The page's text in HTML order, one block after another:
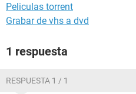
Peliculas torrent
Grabar de vhs a dvd
1 respuesta
RESPUESTA 1 / 1